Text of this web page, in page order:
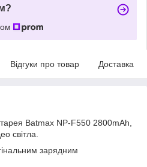
Відгуки про товар Доставка
Batmax NP-F550 2800mAh,
світла.
зарядним